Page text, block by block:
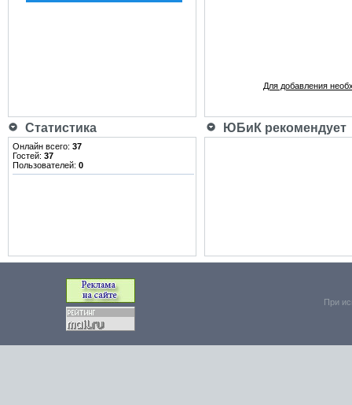
Для добавления
Статистика ЮБиК рекомендует
Онлайн всего: 37
Гостей: 37
Пользователей: 0
При